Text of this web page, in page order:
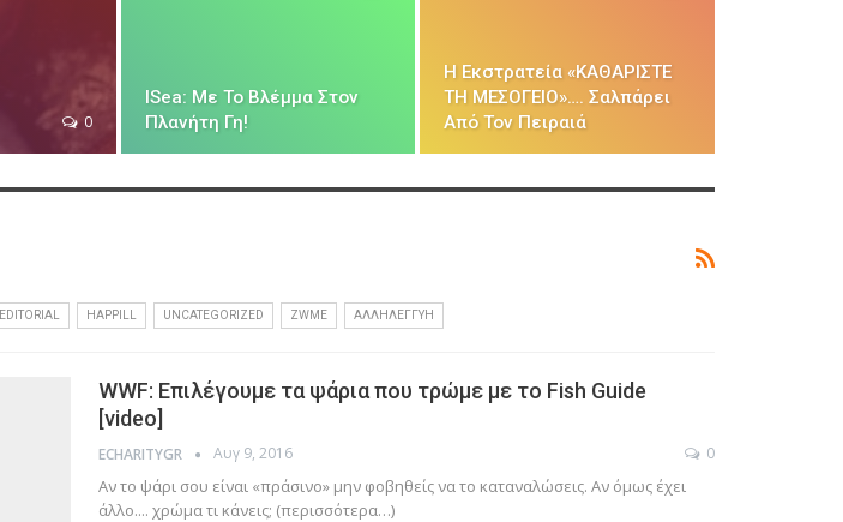
0
ISea: Με Το Βλέμμα Στον
Πλανήτη Γη!
Η Εκστρατεία «ΚΑΘΑΡΙΣΤΕ
ΤΗ ΜΕΣΟΓΕΙΟ»…. Σαλπάρει
Από Τον Πειραιά
EDITORIAL HAPPILL UNCATEGORIZED ZWME ΑΛΛΗΛΕΓΓΎΗ
WWF: Επιλέγουμε τα ψάρια που τρώμε με το Fish Guide
[video]
ECHARITYGR Αυγ 9, 2016 0
Αν το ψάρι σου είναι «πράσινο» μην φοβηθείς να το καταναλώσεις. Αν όμως έχει
άλλο.... χρώμα τι κάνεις; (περισσότερα…)